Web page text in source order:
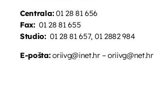
Centrala:01 28 81 656
Fax:01 28 81 655
Studio:01 28 81 657, 01 2882 984
E-pošta:oriivg@inet.hr – oriivg@net.hr